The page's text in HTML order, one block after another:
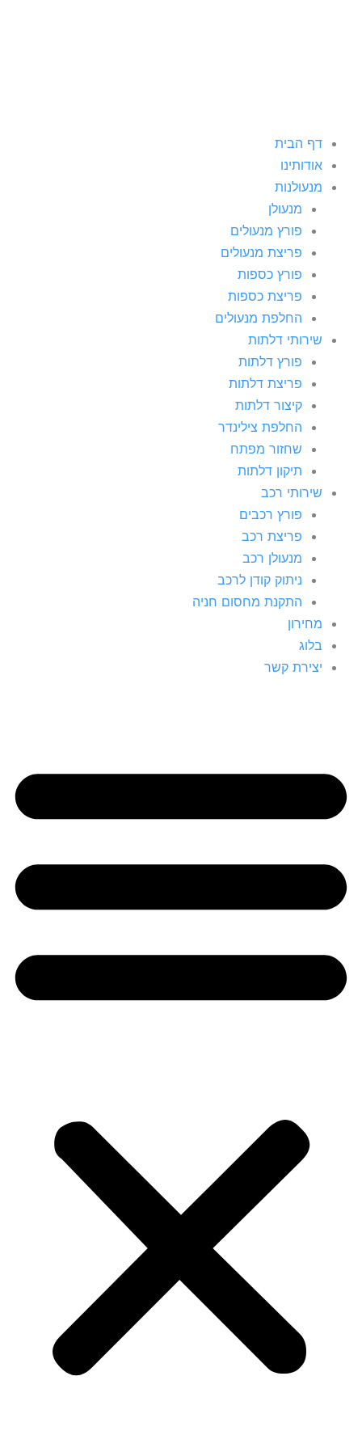
דף הבית
אודותינו
מנעולנות
מנעולן
פורץ מנעולים
פריצת מנעולים
פורץ כספות
פריצת כספות
החלפת מנעולים
שירותי דלתות
פורץ דלתות
פריצת דלתות
קיצור דלתות
החלפת צילינדר
שחזור מפתח
תיקון דלתות
שירותי רכב
פורץ רכבים
פריצת רכב
מנעולן רכב
ניתוק קודן לרכב
התקנת מחסום חניה
מחירון
בלוג
יצירת קשר